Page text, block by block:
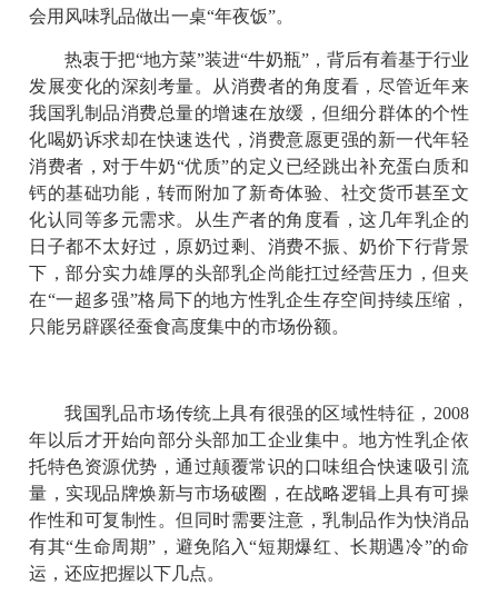
会用风味乳品做出一桌“年夜饭”。
热衷于把“地方菜”装进“牛奶瓶”，背后有着基于行业
发展变化的深刻考量。从消费者的角度看，尽管近年来
我国乳制品消费总量的增速在放缓，但细分群体的个性
化喝奶诉求却在快速迭代，消费意愿更强的新一代年轻
消费者，对于牛奶“优质”的定义已经跳出补充蛋白质和
钙的基础功能，转而附加了新奇体验、社交货币甚至文
化认同等多元需求。从生产者的角度看，这几年乳企的
日子都不太好过，原奶过剩、消费不振、奶价下行背景
下，部分实力雄厚的头部乳企尚能扛过经营压力，但夹
在“一超多强”格局下的地方性乳企生存空间持续压缩，
只能另辟蹊径蚕食高度集中的市场份额。
我国乳品市场传统上具有很强的区域性特征，2008
年以后才开始向部分头部加工企业集中。地方性乳企依
托特色资源优势，通过颠覆常识的口味组合快速吸引流
量，实现品牌焕新与市场破圈，在战略逻辑上具有可操
作性和可复制性。但同时需要注意，乳制品作为快消品
有其“生命周期”，避免陷入“短期爆红、长期遇冷”的命
运，还应把握以下几点。